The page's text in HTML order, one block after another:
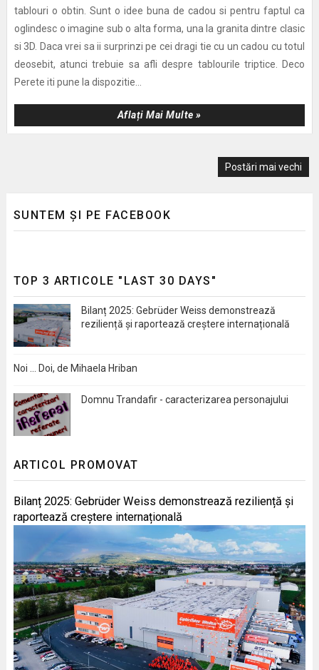
tablouri o obtin. Sunt o idee buna de cadou si pentru faptul ca
oglindesc o imagine sub o alta forma, una la granita dintre clasic
si 3D. Daca vrei sa ii surprinzi pe cei dragi tie cu un cadou cu totul
deosebit, atunci trebuie sa afli despre tablourile triptice. Deco
Perete iti pune la dispozitie...
Aflați Mai Multe »
Postări mai vechi
SUNTEM ȘI PE FACEBOOK
TOP 3 ARTICOLE "LAST 30 DAYS"
Bilanț 2025: Gebrüder Weiss demonstrează
reziliență și raportează creștere internațională
Noi … Doi, de Mihaela Hriban
Domnu Trandafir - caracterizarea personajului
ARTICOL PROMOVAT
Bilanț 2025: Gebrüder Weiss demonstrează reziliență și
raportează creștere internațională